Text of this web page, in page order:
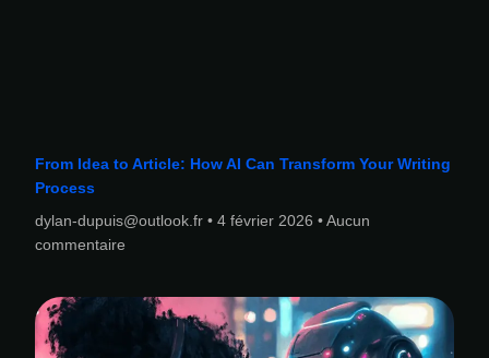
From Idea to Article: How AI Can Transform Your Writing
Process
dylan-dupuis@outlook.fr
4 février 2026
Aucun
commentaire